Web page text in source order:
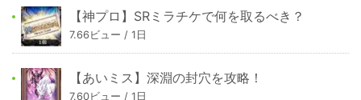
【神プロ】SRミラチケで何を取るべき？
7.66ビュー / 1日
【あいミス】深淵の封穴を攻略！
7.60ビュー / 1日